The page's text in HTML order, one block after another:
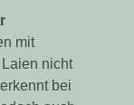
mit
nicht
bei